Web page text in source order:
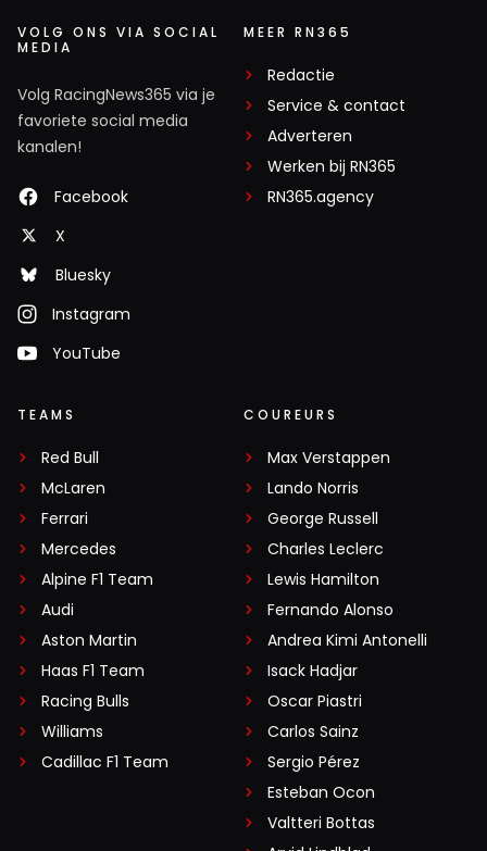
VOLG ONS VIA SOCIAL
MEDIA
Volg RacingNews365 via je
favoriete social media
kanalen!
Facebook
X
Bluesky
Instagram
YouTube
MEER RN365
Redactie
Service & contact
Adverteren
Werken bij RN365
RN365.agency
TEAMS
Red Bull
McLaren
Ferrari
Mercedes
Alpine F1 Team
Audi
Aston Martin
Haas F1 Team
Racing Bulls
Williams
Cadillac F1 Team
COUREURS
Max Verstappen
Lando Norris
George Russell
Charles Leclerc
Lewis Hamilton
Fernando Alonso
Andrea Kimi Antonelli
Isack Hadjar
Oscar Piastri
Carlos Sainz
Sergio Pérez
Esteban Ocon
Valtteri Bottas